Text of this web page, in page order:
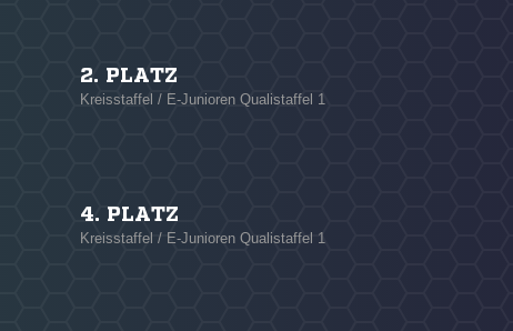
2. PLATZ
Kreisstaffel / E-Junioren Qualistaffel 1
4. PLATZ
Kreisstaffel / E-Junioren Qualistaffel 1